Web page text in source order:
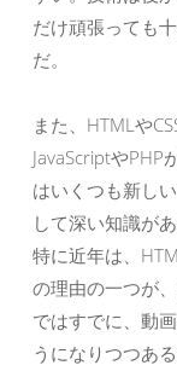
だけ頑張っても
だ。
また、HTMLや
JavaScriptや
はいくつも新し
して深い知識が
特に近年は、
の理由の一つが
ではすでに、動
うになりつつあ